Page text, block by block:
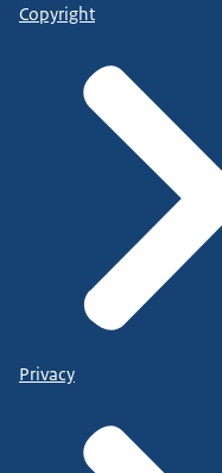
Copyright
Privacy